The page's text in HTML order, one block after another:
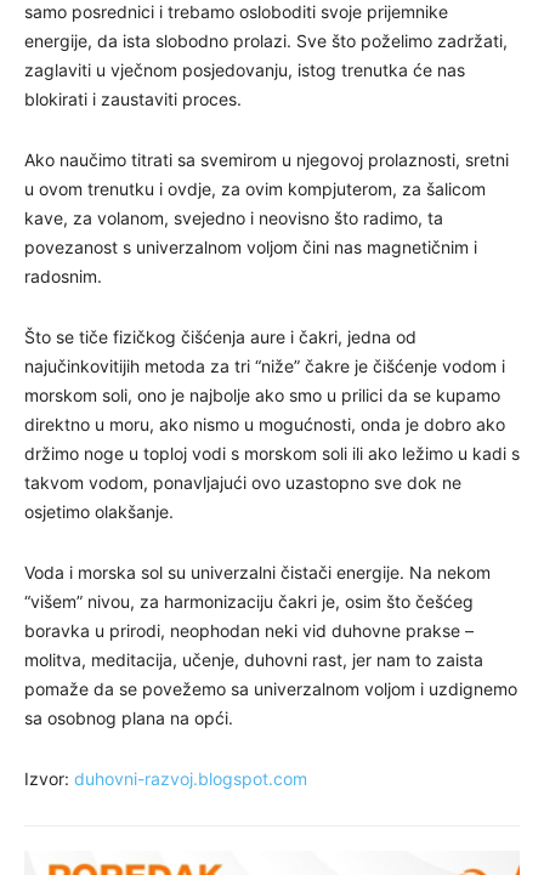
samo posrednici i trebamo osloboditi svoje prijemnike
energije, da ista slobodno prolazi. Sve što poželimo zadržati,
zaglaviti u vječnom posjedovanju, istog trenutka će nas
blokirati i zaustaviti proces.
Ako naučimo titrati sa svemirom u njegovoj prolaznosti, sretni
u ovom trenutku i ovdje, za ovim kompjuterom, za šalicom
kave, za volanom, svejedno i neovisno što radimo, ta
povezanost s univerzalnom voljom čini nas magnetičnim i
radosnim.
Što se tiče fizičkog čišćenja aure i čakri, jedna od
najučinkovitijih metoda za tri “niže” čakre je čišćenje vodom i
morskom soli, ono je najbolje ako smo u prilici da se kupamo
direktno u moru, ako nismo u mogućnosti, onda je dobro ako
držimo noge u toploj vodi s morskom soli ili ako ležimo u kadi s
takvom vodom, ponavljajući ovo uzastopno sve dok ne
osjetimo olakšanje.
Voda i morska sol su univerzalni čistači energije. Na nekom
“višem” nivou, za harmonizaciju čakri je, osim što češćeg
boravka u prirodi, neophodan neki vid duhovne prakse –
molitva, meditacija, učenje, duhovni rast, jer nam to zaista
pomaže da se povežemo sa univerzalnom voljom i uzdignemo
sa osobnog plana na opći.
Izvor: duhovni-razvoj.blogspot.com